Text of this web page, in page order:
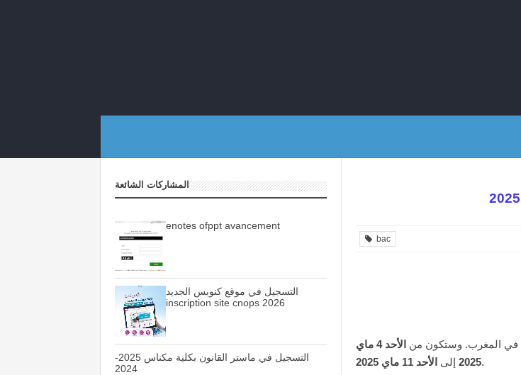
bac
في المغرب. وستكون من
الأحد 4 ماي
2025إلى الأحد 11 ماي 2025 .
المشاركات الشائعة
enotes ofppt avancement
التسجيل في موقع كنوبس الجديد
inscription site cnops 2026
التسجيل في ماستر القانون بكلية مكناس 2025-
2024